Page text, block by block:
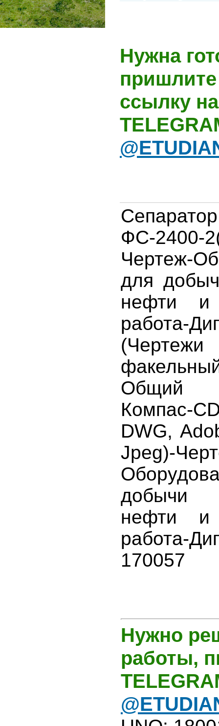
Нужна
ссылку
ФС-2400-
Чертеж-
для
нефти и
работа-
Общий
Компас-
DWG,
Jpeg)-
добычи
нефти и
работа-
170057
Нужно
работы,